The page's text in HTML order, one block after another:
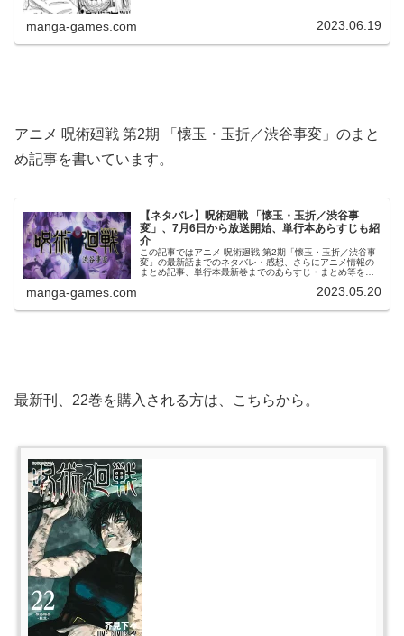
manga-games.com 2023.06.19
アニメ 呪術廻戦 第2期 「懐玉・玉折／渋谷事変」のまと
め記事を書いています。
【ネタバレ】呪術廻戦 「懐玉・玉折／渋谷事
変」、7月6日から放送開始、単行本あらすじも紹
介
この記事ではアニメ 呪術廻戦 第2期「懐玉・玉折／渋谷事
変」の最新話までのネタバレ・感想、さらにアニメ情報の
まとめ記事、単行本最新巻までのあらすじ・まとめ等をご
manga-games.com 2023.05.20
最新刊、22巻を購入される方は、こちらから。